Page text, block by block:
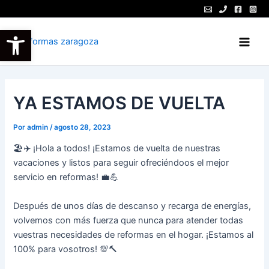
al
contenido
YA ESTAMOS DE VUELTA
Poradmin /agosto 28, 2023
🏖️✈️ ¡Hola a todos! ¡Estamos de vuelta de nuestras
vacaciones y listos para seguir ofreciéndoos el mejor
servicio en reformas! 💼💪
Después de unos días de descanso y recarga de energías,
volvemos con más fuerza que nunca para atender todas
vuestras necesidades de reformas en el hogar. ¡Estamos al
100% para vosotros! 💯🔨
Abrir barra de herramientas